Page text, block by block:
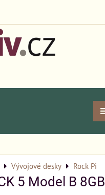
Vývojové desky Rock Pi
5 Model B 8GB